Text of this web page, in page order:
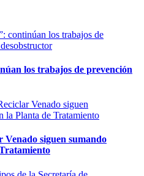
los trabajos de prevención
Venado siguen sumando